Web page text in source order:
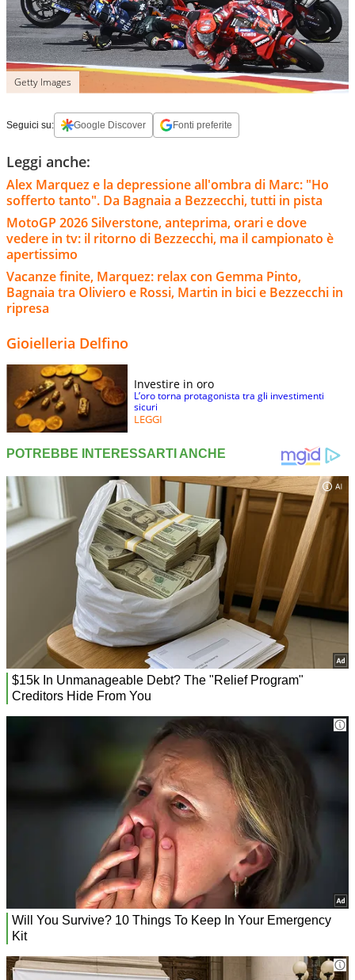
Getty Images
Seguici su: Google Discover Fonti preferite
Leggi anche:
Alex Marquez e la depressione all'ombra di Marc: "Ho
sofferto tanto". Da Bagnaia a Bezzecchi, tutti in pista
MotoGP 2026 Silverstone, anteprima, orari e dove
vedere in tv: il ritorno di Bezzecchi, ma il campionato è
apertissimo
Vacanze finite, Marquez: relax con Gemma Pinto,
Bagnaia tra Oliviero e Rossi, Martin in bici e Bezzecchi in
ripresa
Gioielleria Delfino
Investire in oro
L’oro torna protagonista tra gli investimenti
sicuri
LEGGI